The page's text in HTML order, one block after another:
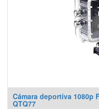
Cámara deportiva 1080p
QTQ77